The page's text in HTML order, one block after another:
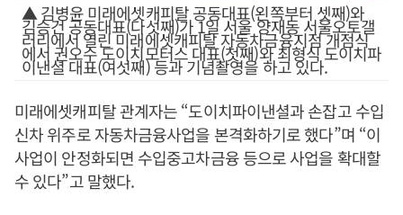
▲ 김병윤 미래에셋캐피탈 공동대표(왼쪽부터 셋째)와
김승건 공동대표(다섯째)가 1일 서울 양재동 서울오토갤
러리에서 열린 미래에셋캐피탈 자동차금융지점 개점식
에서 권오수 도이치모터스 대표(첫째)와 최형식 도이치파
이낸셜 대표(여섯째) 등과 기념촬영을 하고 있다.
미래에셋캐피탈 관계자는 “도이치파이낸셜과 손잡고 수입
신차 위주로 자동차금융사업을 본격화하기로 했다”며 “이
사업이 안정화되면 수입중고차금융 등으로 사업을 확대할
수 있다”고 말했다.